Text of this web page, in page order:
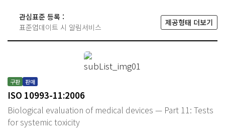
관심표준 등록 :
표준업데이트 시 알림서비스
제공형태 더보기
구판 판매
ISO 10993-11:2006
Biological evaluation of medical devices — Part 11: Tests
for systemic toxicity